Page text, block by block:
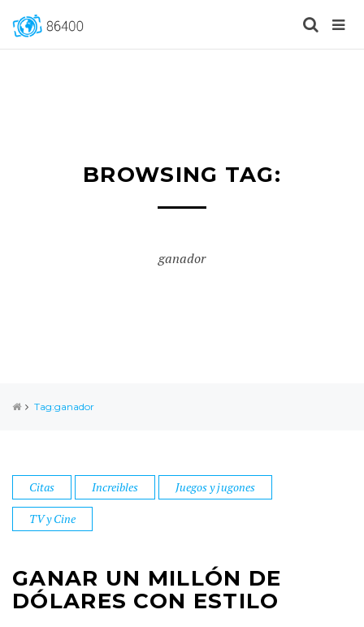
BROWSING TAG:
ganador
Tag:ganador
Citas Increibles Juegos y jugones
TV y Cine
GANAR UN MILLÓN DE
DÓLARES CON ESTILO